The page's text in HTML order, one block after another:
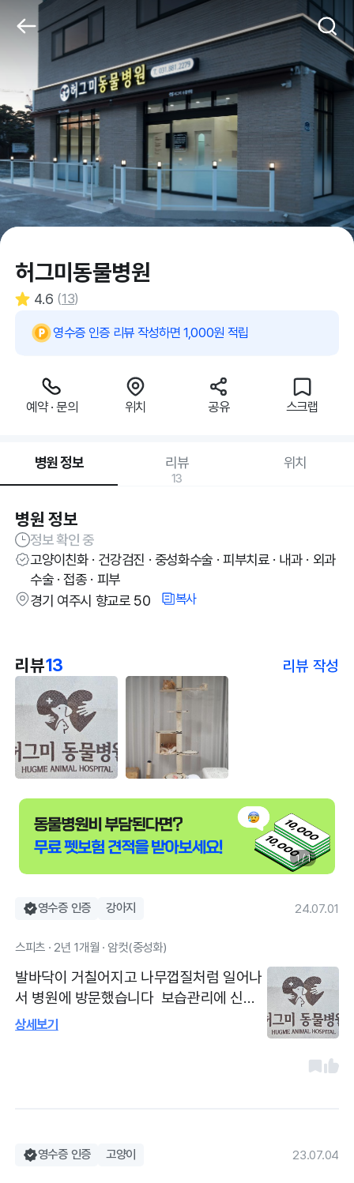
허그미동물병원
4.6 (13)
영수증 인증 리뷰 작성하면 1,000원 적립
예약 · 문의 위치 공유 스크랩
병원 정보 리뷰
13
위치
병원 정보
정보 확인 중
고양이친화 · 건강검진 · 중성화수술 · 피부치료 · 내과 · 외과
수술 · 접종 · 피부
경기 여주시 향교로 50
복사
리뷰13 리뷰 작성
1 / 1
영수증 인증 강아지 24.07.01
스피츠 · 2년 1개월 · 암컷(중성화)
발바닥이 거칠어지고 나무껍질처럼 일어나
서 병원에 방문했습니다 보습관리에 신경
써주라고 하셨고 아직 아프진않을거라고 하
상세보기
영수증 인증 고양이 23.07.04